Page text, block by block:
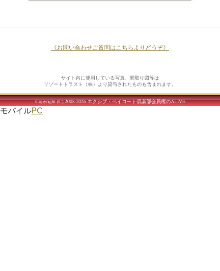
《お問い合わせご質問はこちらよりどうぞ》
サイト内に使用している写真、間取り図等は
リゾートトラスト（株）より貸与されたものも含まれます。
Copyright (C) 2008-2026エクシブ・ベイコート倶楽部会員権のALIVE
モバイルPC